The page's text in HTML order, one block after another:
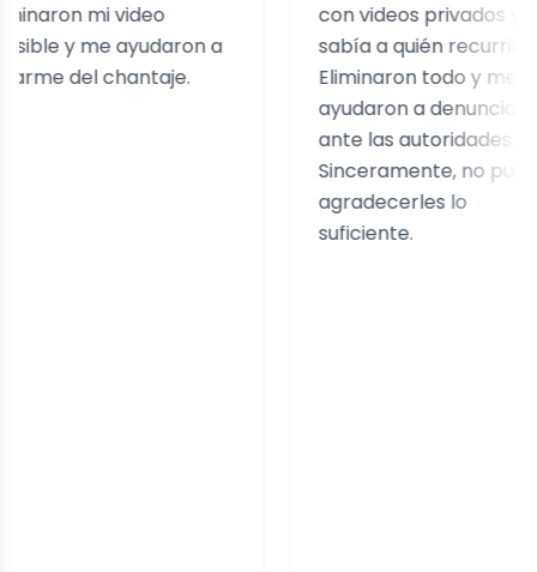
mi video
me ayudaron a
chantaje.
con videos privados y no
sabía a quién recurrir.
Eliminaron todo y me
ayudaron a denunciarlo
ante las autoridades.
Sinceramente, no puedo
agradecerles lo
suficiente.